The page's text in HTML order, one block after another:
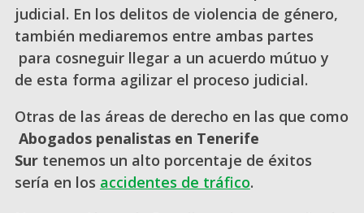
judicial. En los delitos de violencia de género,
también mediaremos entre ambas partes
para cosneguir llegar a un acuerdo mútuo y
de esta forma agilizar el proceso judicial.
Otras de las áreas de derecho en las que como
Abogados penalistas en Tenerife
Surtenemos un alto porcentaje de éxitos
sería en los accidentes de tráfico.